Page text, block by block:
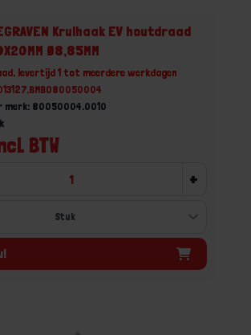
Krulhaak EV houtdraad
Ø8,85MM
levertijd 1 tot meerdere werkdagen
merk: 80050004.0010
BTW
+